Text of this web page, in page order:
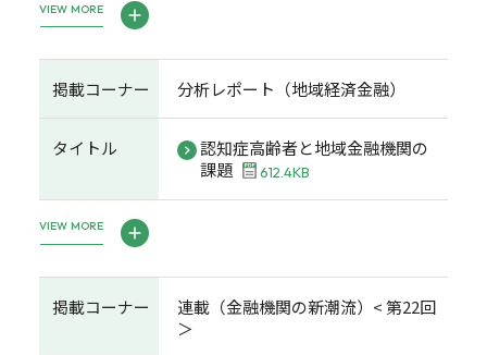
VIEW MORE
掲載コーナー 分析レポート（地域経済金融）
タイトル
認知症高齢者と地域金融機関の
課題
612.4KB
VIEW MORE
掲載コーナー
連載（金融機関の新潮流）< 第22回
＞